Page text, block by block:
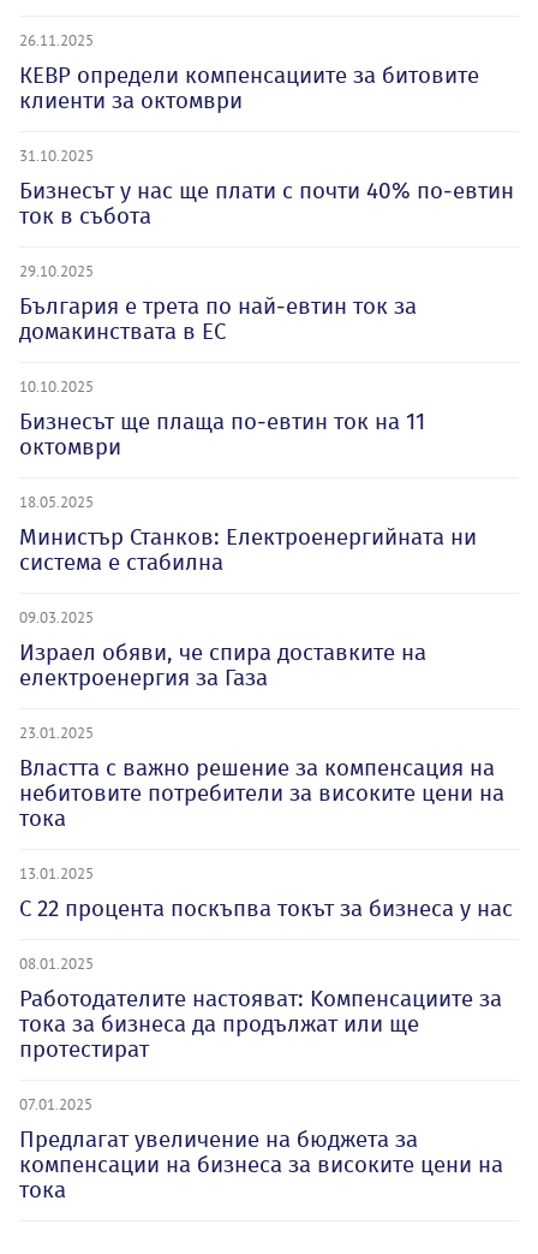
26.11.2025
КЕВР определи компенсациите за битовите
клиенти за октомври
31.10.2025
Бизнесът у нас ще плати с почти 40% по-евтин
ток в събота
29.10.2025
България е трета по най-евтин ток за
домакинствата в ЕС
10.10.2025
Бизнесът ще плаща по-евтин ток на 11
октомври
18.05.2025
Министър Станков: Електроенергийната ни
система е стабилна
09.03.2025
Израел обяви, че спира доставките на
електроенергия за Газа
23.01.2025
Властта с важно решение за компенсация на
небитовите потребители за високите цени на
тока
13.01.2025
С 22 процента поскъпва токът за бизнеса у нас
08.01.2025
Работодателите настояват: Kомпенсациите за
тока за бизнеса да продължат или ще
протестират
07.01.2025
Предлагат увеличение на бюджета за
компенсации на бизнеса за високите цени на
тока